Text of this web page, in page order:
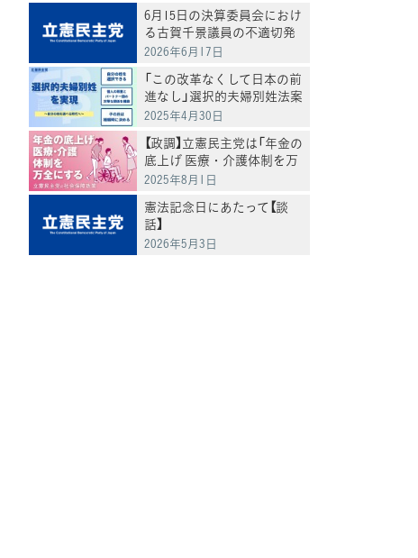
6月15日の決算委員会におけ
る古賀千景議員の不適切発
言と処分について
2026年6月17日
「この改革なくして日本の前
進なし」選択的夫婦別姓法案
を提出
2025年4月30日
【政調】立憲民主党は「年金の
底上げ 医療・介護体制を万
全にする」
2025年8月1日
憲法記念日にあたって【談
話】
2026年5月3日